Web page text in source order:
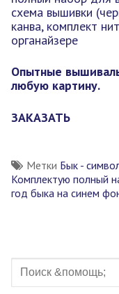
схема вышивки
канва, комплект
органайзере
Опытные
любую картину.
ЗАКАЗАТЬ
Метки Бык -
Комплектую полный
год быка на синем
Найти: